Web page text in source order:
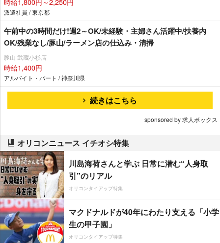
派遣社員 / 東京都
午前中の3時間だけ!週2～OK/未経験・主婦さん活躍中/扶養内
OK/残業なし/豚山/ラーメン店の仕込み・清掃
豚山 武蔵小杉店
時給1,400円
アルバイト・パート / 神奈川県
続きはこちら
sponsored by 求人ボックス
オリコンニュース イチオシ特集
川島海荷さんと学ぶ 日常に潜む“人身取
引”のリアル
オリコンタイアップ特集
マクドナルドが40年にわたり支える「小学
生の甲子園」
オリコンタイアップ特集